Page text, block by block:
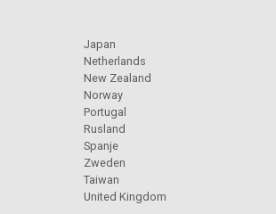
Japan
Netherlands
New Zealand
Norway
Portugal
Rusland
Spanje
Zweden
Taiwan
United Kingdom